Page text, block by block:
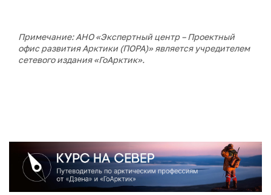
Примечание: АНО «Экспертный центр – Проектный
офис развития Арктики (ПОРА)» является учредителем
сетевого издания «ГоАрктик».